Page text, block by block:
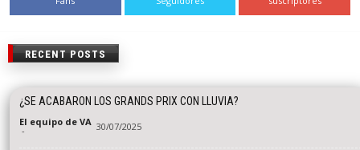
RECENT POSTS
¿SE ACABARON LOS GRANDS PRIX CON LLUVIA?
El equipo de VA
- 30/07/2025